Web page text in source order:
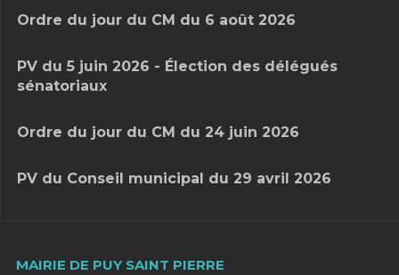
Ordre du jour du CM du 6 août 2026
PV du 5 juin 2026 - Élection des délégués
sénatoriaux
Ordre du jour du CM du 24 juin 2026
PV du Conseil municipal du 29 avril 2026
MAIRIE DE PUY SAINT PIERRE